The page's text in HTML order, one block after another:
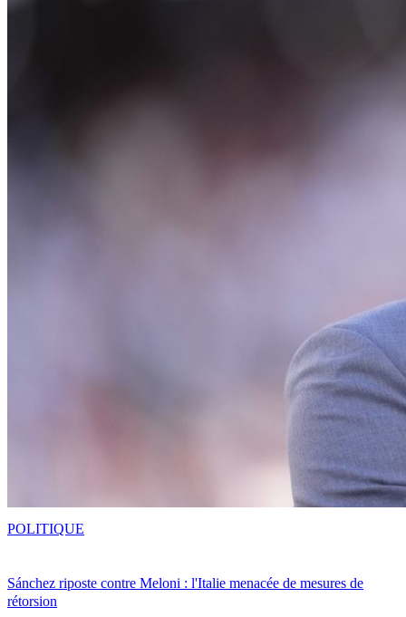
Sánchez riposte contre Meloni : l'Italie menacée de mesures de
rétorsion
POLITIQUE